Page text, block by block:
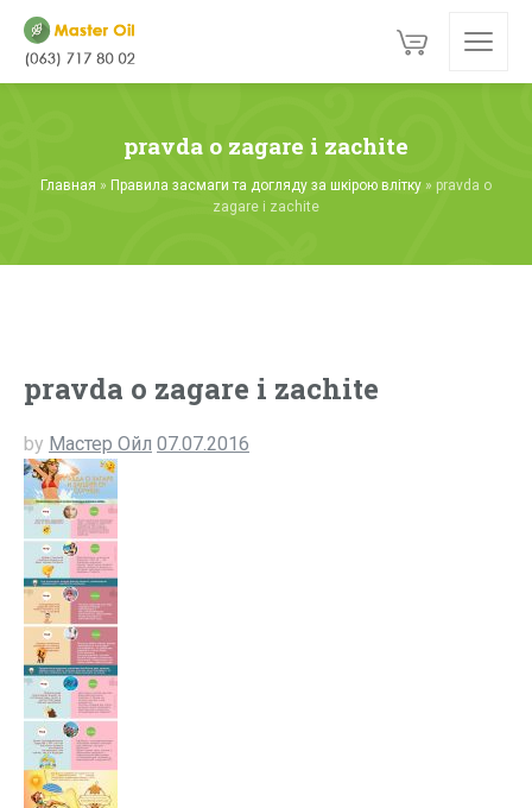
pravda o zagare i zachite
Главная » Правила засмаги та догляду за шкірою влітку » pravda o
zagare i zachite
pravda o zagare i zachite
by Мастер Ойл 07.07.2016